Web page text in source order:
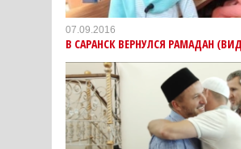
07.09.2016
В САРАНСК ВЕРНУЛСЯ РАМАДАН